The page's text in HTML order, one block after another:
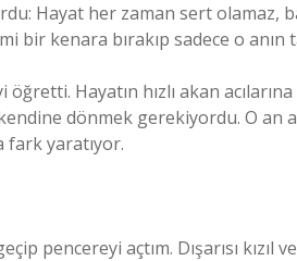
Hayat her zaman sert olamaz,
bir kenara bırakıp sadece o anın
Hayatın hızlı akan
dönmek gerekiyordu. O an
fark yaratıyor.
pencereyi açtım. Dışarısı kızıl